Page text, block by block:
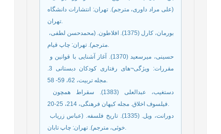
(علی مراد داوری، مترجم). تهران: انتشارات دانشگاه
تهران.
مترجم). تهران: چاپ قیام.
مقررات: ویژگی¬های رفتاری کودکان دبستانی 3.
مجله تربیت، 62، 59- 58.
فیلسوف اخلاق. مجله کیهان فرهنگی، 214، 25-20.
خوئی، مترجم). تهران: چاپ تابان.